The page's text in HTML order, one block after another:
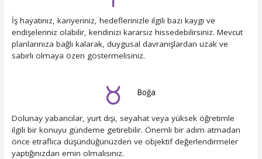
İş hayatınız, kariyeriniz, hedeflerinizle ilgili bazı kaygı ve
endişeleriniz olabilir, kendinizi kararsız hissedebilirsiniz. Mevcut
planlarınıza bağlı kalarak, duygusal davranışlardan uzak ve
sabırlı olmaya özen göstermelisiniz.
Boğa
Dolunay yabancılar, yurt dışı, seyahat veya yüksek öğretimle
ilgili bir konuyu gündeme getirebilir. Önemli bir adım atmadan
önce etraflıca düşündüğünüzden ve objektif değerlendirmeler
yaptığınızdan emin olmalısınız.